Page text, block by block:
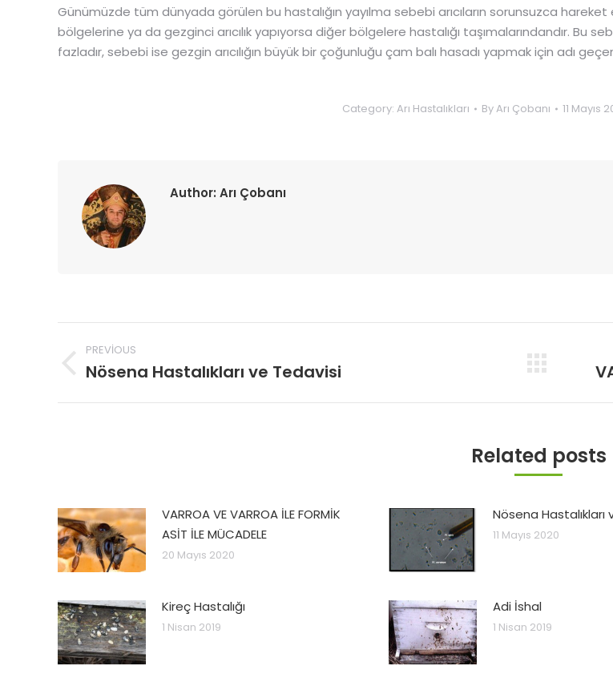
Günümüzde tüm dünyada görülen bu hastalığın yayılma sebebi arıcıların sorunsuzca
bölgelerine ya da gezginci arıcılık yapıyorsa diğer bölgelere hastalığı taşımalarındandır. Bu
fazladır, sebebi ise gezgin arıcılığın büyük bir çoğunluğu çam balı hasadı yapmak için adı
Category: Arı Hastalıkları ByArı Çobanı 11 Mayıs
Author: Arı Çobanı
Post
navigation
PREVIOUS
Previous
Nösena Hastalıkları ve Tedavisi
Next
Related posts
VARROA VE VARROA İLE FORMİK
ASİT İLE MÜCADELE
20 Mayıs 2020
Nösena Hastalıkları
11 Mayıs 2020
Kireç Hastalığı
1 Nisan 2019
Adi İshal
1 Nisan 2019